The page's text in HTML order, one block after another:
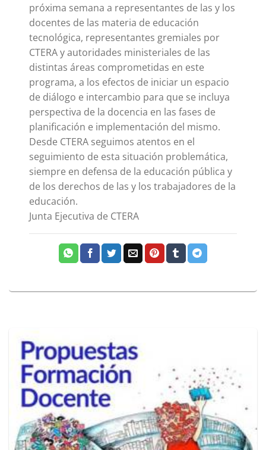
próxima semana a representantes de las y los
docentes de las materia de educación
tecnológica, representantes gremiales por
CTERA y autoridades ministeriales de las
distintas áreas comprometidas en este
programa, a los efectos de iniciar un espacio
de diálogo e intercambio para que se incluya
perspectiva de la docencia en las fases de
planificación e implementación del mismo.
Desde CTERA seguimos atentos en el
seguimiento de esta situación problemática,
siempre en defensa de la educación pública y
de los derechos de las y los trabajadores de la
educación.
Junta Ejecutiva de CTERA